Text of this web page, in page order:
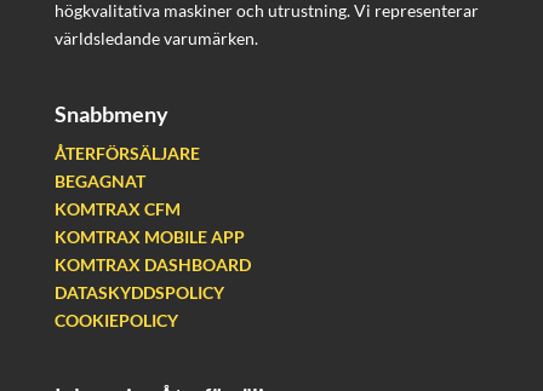
högkvalitativa maskiner och utrustning. Vi representerar
världsledande varumärken.
Snabbmeny
ÅTERFÖRSÄLJARE
BEGAGNAT
KOMTRAX CFM
KOMTRAX MOBILE APP
KOMTRAX DASHBOARD
DATASKYDDSPOLICY
COOKIEPOLICY